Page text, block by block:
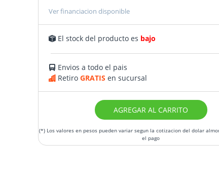
Ver financiacion disponible
El stock del producto es bajo
Envios a todo el pais
Retiro GRATIS en sucursal
AGREGAR AL CARRITO
(*) Los valores en pesos pueden variar segun la cotizacion del dolar
el pago